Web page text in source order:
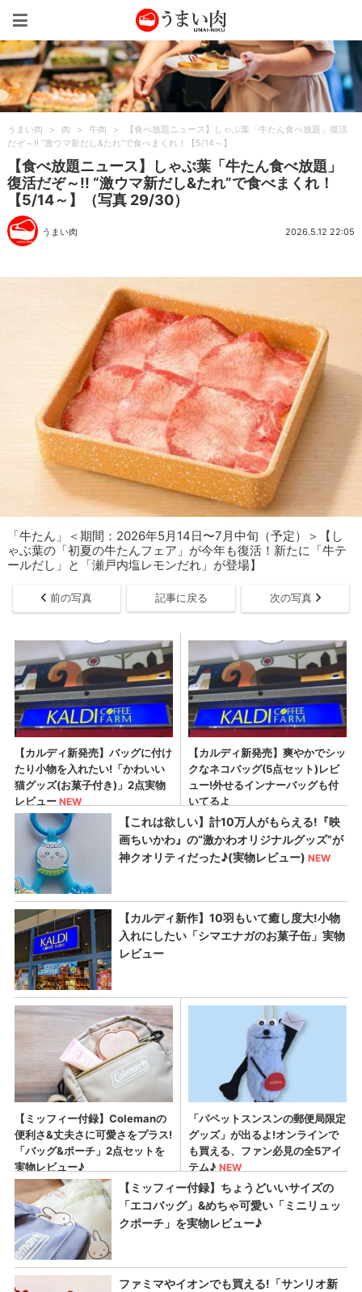
うまい肉 > 肉 > 牛肉 >
【食べ放題ニュース】しゃぶ葉「牛たん食べ放題」復活
だぞ～!! “激ウマ新だし&たれ”で食べまくれ！【5/14～】
【食べ放題ニュース】しゃぶ葉「牛たん食べ放題」
復活だぞ～!! “激ウマ新だし&たれ”で食べまくれ！
【5/14～】（写真 29/30）
うまい肉 2026.5.12 22:05
「​​​牛たん」＜期間：2026年5月14日〜7月中旬（予定）＞【し
ゃぶ葉の「初夏の牛たんフェア」が今年も復活！新たに「牛テ
ールだし」と「瀬戸内塩レモンだれ」が登場】
前の写真 記事に戻る 次の写真